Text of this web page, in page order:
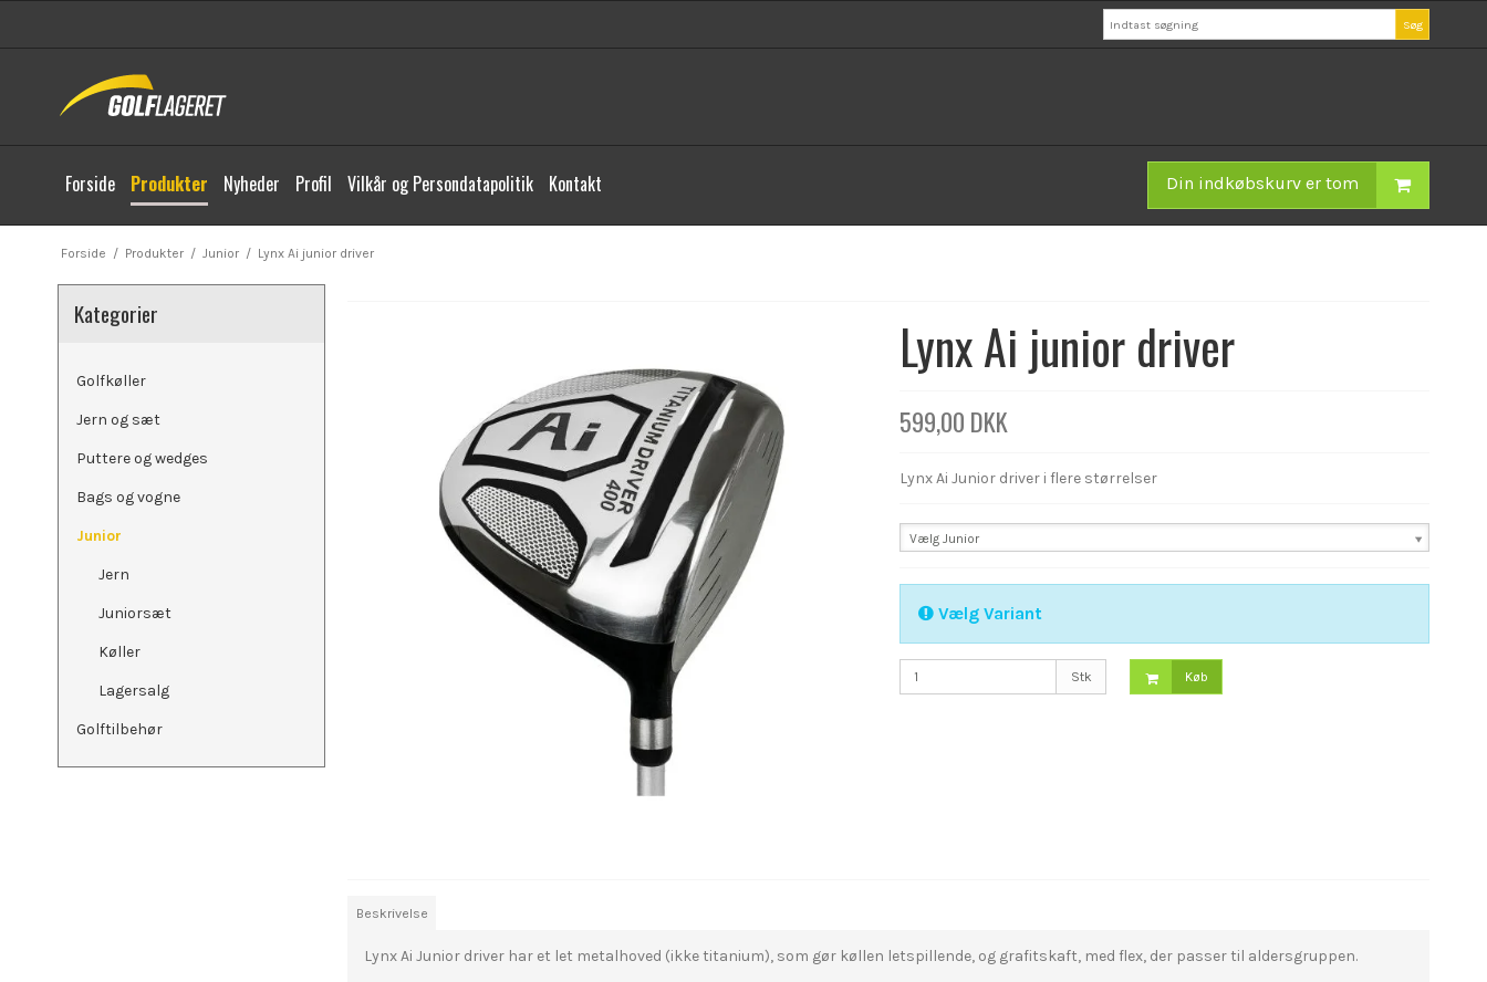
Søg
Forside Produkter Nyheder Profil Vilkår og Persondatapolitik Kontakt Din indkøbskurv er tom
Forside / Produkter / Junior / Lynx Ai junior driver
Kategorier
Golfkøller
Jern og sæt
Puttere og wedges
Bags og vogne
Junior
Jern
Juniorsæt
Køller
Lagersalg
Golftilbehør
Lynx Ai junior driver
599,00 DKK
Lynx Ai Junior driver i flere størrelser
Vælg Junior
Vælg Variant
Stk Køb
Beskrivelse
Lynx Ai Junior driver har et let metalhoved (ikke titanium), som gør køllen letspillende, og grafitskaft, med flex, der passer til aldersgruppen.